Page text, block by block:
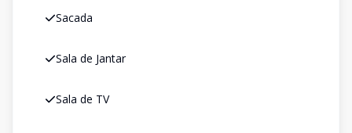
Sacada
Sala de Jantar
Sala de TV